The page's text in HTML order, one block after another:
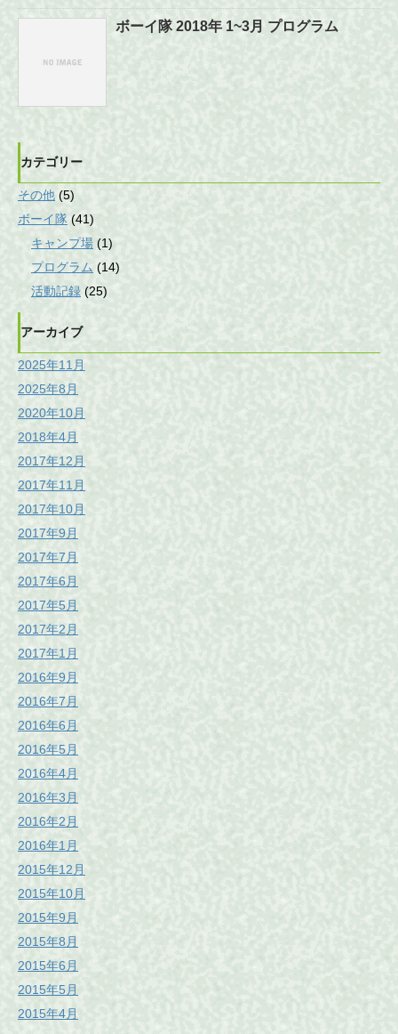
ボーイ隊 2018年 1~3月 プログラム
カテゴリー
その他 (5)
ボーイ隊 (41)
キャンプ場 (1)
プログラム (14)
活動記録 (25)
アーカイブ
2025年11月
2025年8月
2020年10月
2018年4月
2017年12月
2017年11月
2017年10月
2017年9月
2017年7月
2017年6月
2017年5月
2017年2月
2017年1月
2016年9月
2016年7月
2016年6月
2016年5月
2016年4月
2016年3月
2016年2月
2016年1月
2015年12月
2015年10月
2015年9月
2015年8月
2015年6月
2015年5月
2015年4月